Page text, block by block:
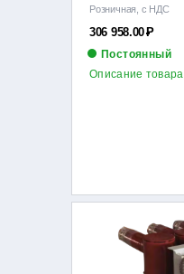
Розничная, с НДС
306 958.00Р
Постоянный
Описание товара